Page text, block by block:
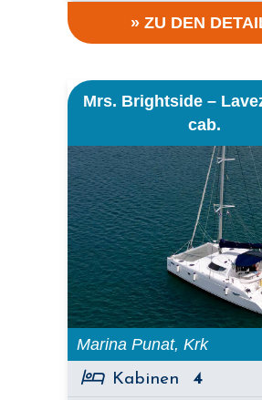
» ZU DEN
Mrs. Brightside –
cab.
Marina Punat, Krk
Kabinen 4